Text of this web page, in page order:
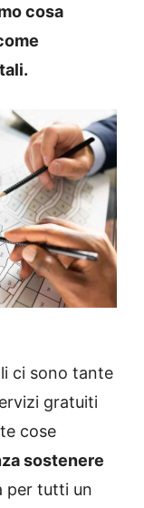
cosa
ci sono tante
gratuiti
cose
sostenere
per tutti un